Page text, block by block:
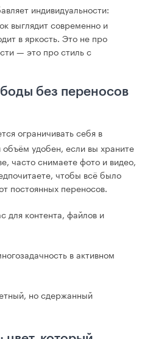
индивидуальности:
выглядит современно и
в яркость. Это не про
— это про стиль с
без переносов
ограничивать себя в
удобен, если вы храните
часто снимаете фото и видео,
чтобы всё было
постоянных переносов.
для контента, файлов и
в активном
но сдержанный